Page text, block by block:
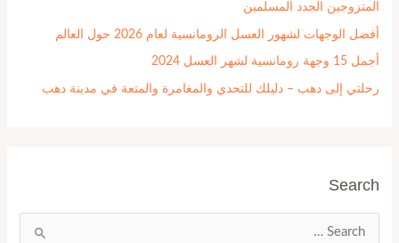
المتزوجين الجدد المسلمين
أفضل الوجهات لشهور العسل الرومانسية لعام 2026 حول العالم
أجمل 15 وجهة رومانسية لشهر العسل 2024
رحلتي إلى دهب – دليلك للتحدي والمغامرة والمتعة في مدينة دهب
Search